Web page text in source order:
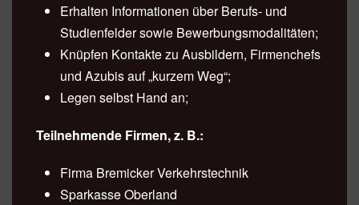
Erhalten Informationen über Berufs- und
Studienfelder sowie Bewerbungsmodalitäten;
Knüpfen Kontakte zu Ausbildern, Firmenchefs
und Azubis auf „kurzem Weg“;
Legen selbst Hand an;
Teilnehmende Firmen, z. B.:
Firma Bremicker Verkehrstechnik
Sparkasse Oberland